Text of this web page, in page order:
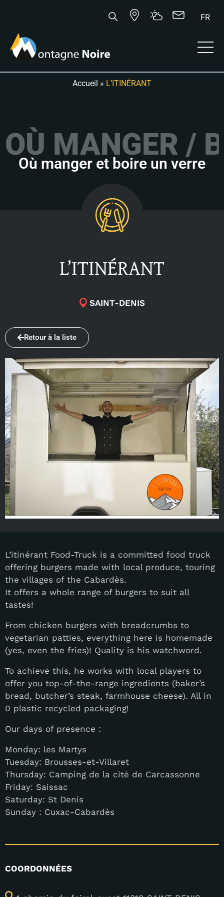
FR
Accueil » L’ITINÉRANT
OÙ MANGER /
Où manger et boire un verre
L’ITINÉRANT
SAINT-DENIS
Retour à la liste
L’itinérant Food-Truck is a committed food truck
offering burgers made with local produce, touring
the villages of the Cabardès.
It offers a whole range of burgers to suit all
tastes!
From chicken burgers with breadcrumbs to
vegetarian patties, everything here is homemade
(yes, even the fries)! Quality is his watchword.
To achieve this, he works with local players to
offer you top-of-the-range ingredients (baker’s
bread, butcher’s steak, farmhouse cheese). All in
0 plastic recycled packaging!
Our days of presence :
Monday: les Martys
Tuesday: Brousses-et-Villaret
Thursday: Camping de la cité de Carcassonne
Friday: Saissac
Saturday: St Denis
Sunday : Cuxac-Cabardès
COORDONNÉES